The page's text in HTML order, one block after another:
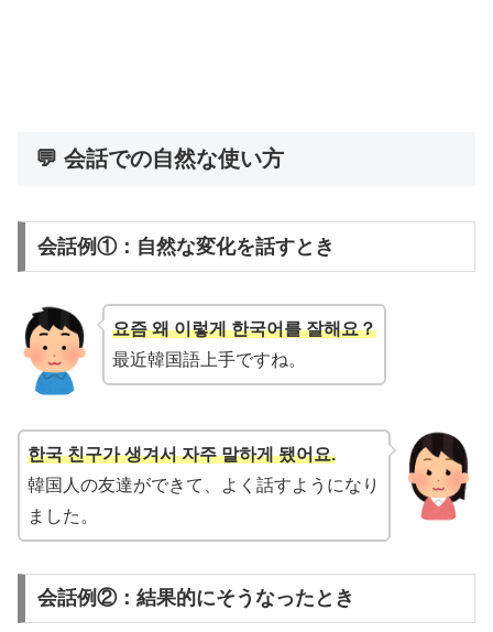
💬 会話での自然な使い方
会話例①：自然な変化を話すとき
요즘 왜 이렇게 한국어를 잘해요？
最近韓国語上手ですね。
한국 친구가 생겨서 자주 말하게 됐어요.
韓国人の友達ができて、よく話すようになり
ました。
会話例②：結果的にそうなったとき